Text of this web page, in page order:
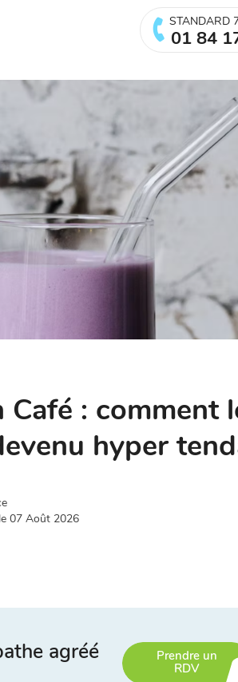
STANDARD
01 84
Café : comment
hyper
07 Août 2026
agréé
Prendre un
RDV